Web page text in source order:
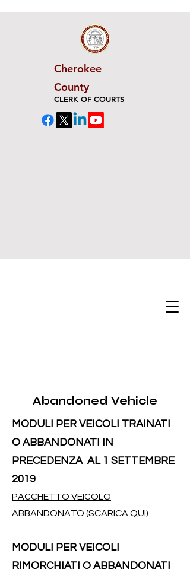
Cherokee
County
CLERK OF COURTS
Abandoned Vehicle
MODULI PER VEICOLI TRAINATI
O ABBANDONATI IN
PRECEDENZA AL 1 SETTEMBRE
2019
PACCHETTO VEICOLO
ABBANDONATO (SCARICA QUI)
MODULI PER VEICOLI
RIMORCHIATI O ABBANDONATI